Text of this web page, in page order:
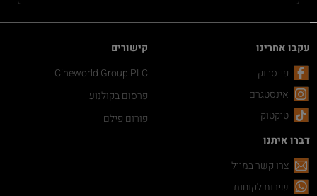
עקבו אחרינו
פייסבוק
אינסטגרם
טיקטוק
דברו איתנו
צרו קשר במייל
שירות לקוחות
קישורים
Cineworld Group PLC
פרסום בקולנוע
פורום פילם